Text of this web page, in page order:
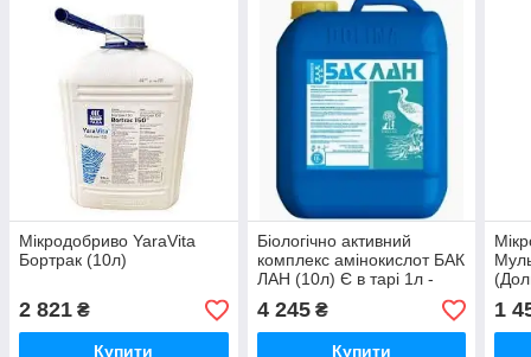
Мікродобриво YaraVita
Бортрак (10л)
2 821 ₴
Купити
Біологічно активний
комплекс амінокислот БАК
ЛАН (10л) Є в тарі 1л -
ціну уточнюйте
4 245₴
Купити
1